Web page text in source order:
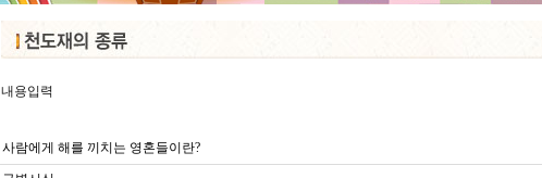
내용입력
사람에게 해를 끼치는 영혼들이란?